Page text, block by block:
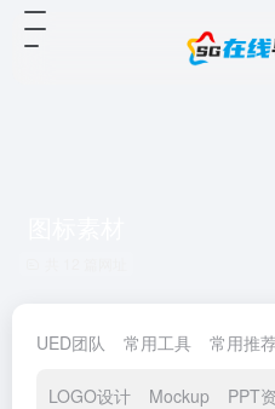
UED团队 常用工具 常用推
LOGO设计 Mockup PPT